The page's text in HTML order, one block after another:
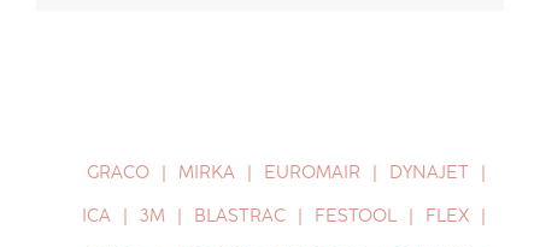
GRACO MIRKA EUROMAIR
DYNAJET
ICA
3M BLASTRAC FESTOOL
FLEX